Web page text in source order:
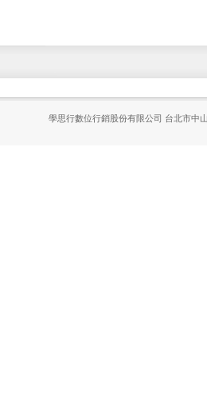
學思行數位行銷股份有限公司 台北市中